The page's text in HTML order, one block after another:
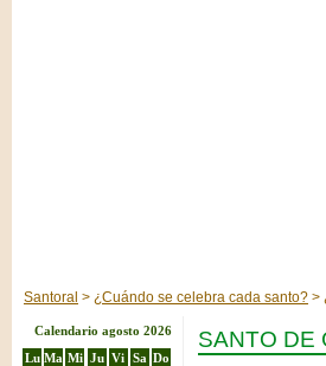
Santoral ¿Cuándo se celebra cada santo?
SANTO DE
Calendario agosto 2026
Lu Ma Mi Ju Vi Sa Do